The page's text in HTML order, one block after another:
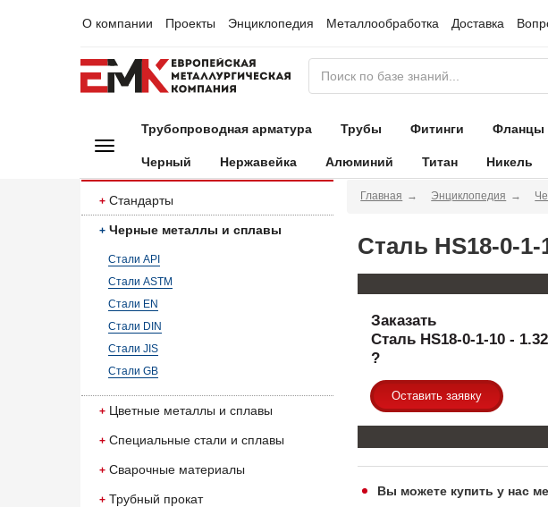
О компании Проекты Энциклопедия Металлообработка Доставка
Трубопроводная арматура Трубы Фитинги Фланцы
Черный Нержавейка Алюминий Титан Никель
Стандарты
Черные металлы и сплавы
Стали API
Стали ASTM
Стали EN
Стали DIN
Стали JIS
Стали GB
Цветные металлы и сплавы
Специальные стали и сплавы
Сварочные материалы
Трубный прокат
Главная Энциклопедия
Сталь HS18-0-1-
Заказать
Сталь HS18-0-1-10 -
?
Оставить заявку
Вы можете купить у нас